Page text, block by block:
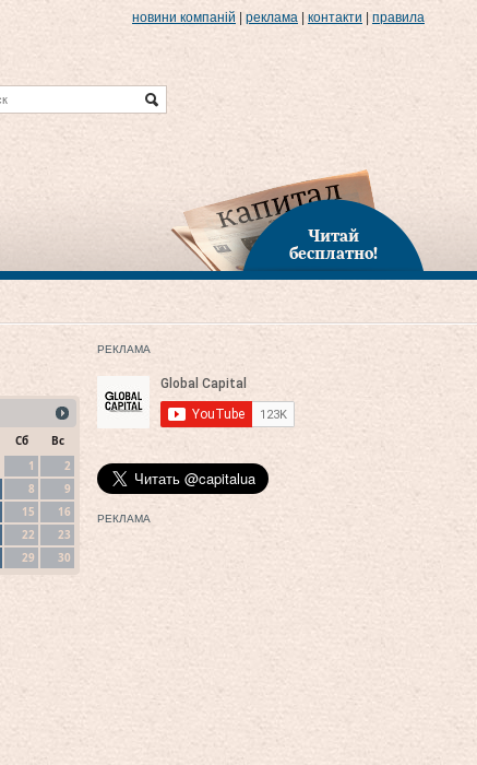
новини компаній реклама контакти правила
Читай
бесплатно!
Сб
Вс
1
2
8
9
15
16
22
23
29 30
РЕКЛАМА
РЕКЛАМА